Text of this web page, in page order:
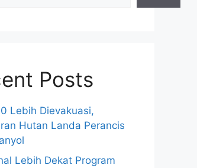
Posts
Lebih Dievakuasi,
Hutan Landa Perancis
Lebih Dekat Program